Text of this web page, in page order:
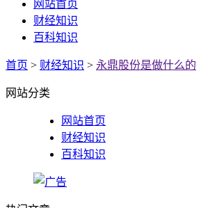
网站首页
财经知识
百科知识
首页 > 财经知识 > 永鼎股份是做什么的
网站分类
网站首页
财经知识
百科知识